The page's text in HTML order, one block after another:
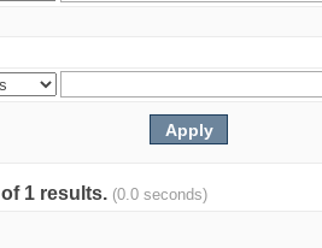
1 results. (0.0 seconds)